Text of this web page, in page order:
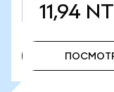
11,94